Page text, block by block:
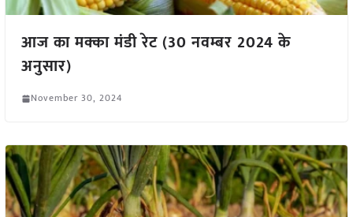
आज का मक्का मंडी रेट (30 नवम्बर 2024 के
अनुसार)
November 30, 2024